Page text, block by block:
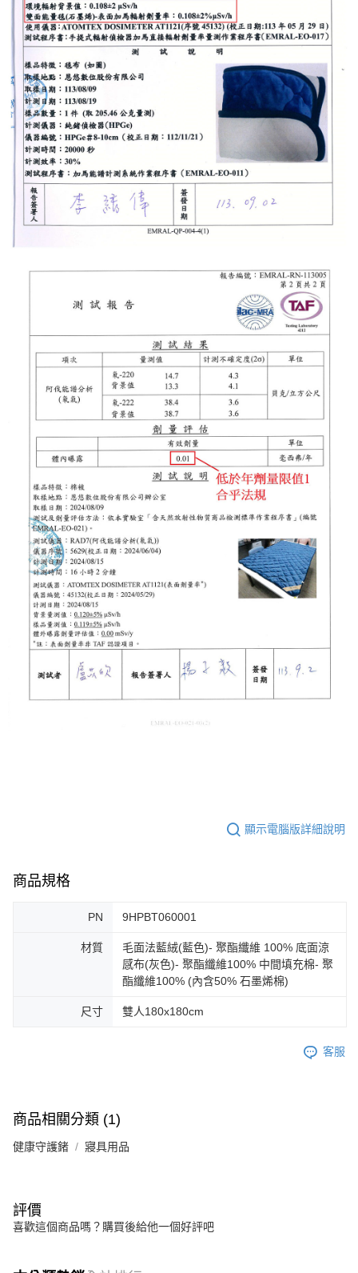
顯示電腦版詳細說明
商品規格
PN 9HPBT060001
材質
毛面法藍絨(藍色)- 聚酯纖維 100% 底面涼
感布(灰色)- 聚酯纖維100% 中間填充棉- 聚
酯纖維100% (內含50% 石墨烯棉)
尺寸 雙人180x180cm
客服
商品相關分類 (1)
健康守護鍺 寢具用品
評價
喜歡這個商品嗎？購買後給他一個好評吧